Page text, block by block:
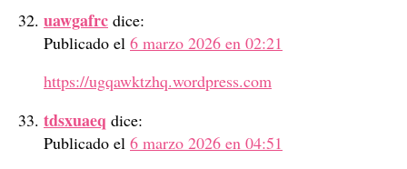
uawgafrc dice:
Publicado el 6 marzo 2026 en 02:21
https://ugqawktzhq.wordpress.com
tdsxuaeq dice:
Publicado el 6 marzo 2026 en 04:51